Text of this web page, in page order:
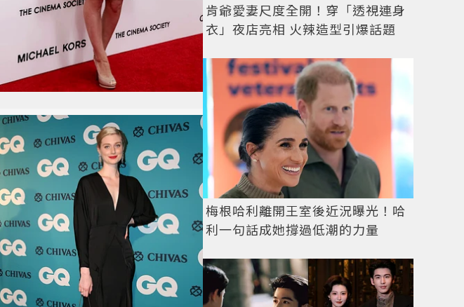
肯爺愛妻尺度全開！穿「透視連身
衣」夜店亮相 火辣造型引爆話題
梅根哈利離開王室後近況曝光！哈
利一句話成她撐過低潮的力量